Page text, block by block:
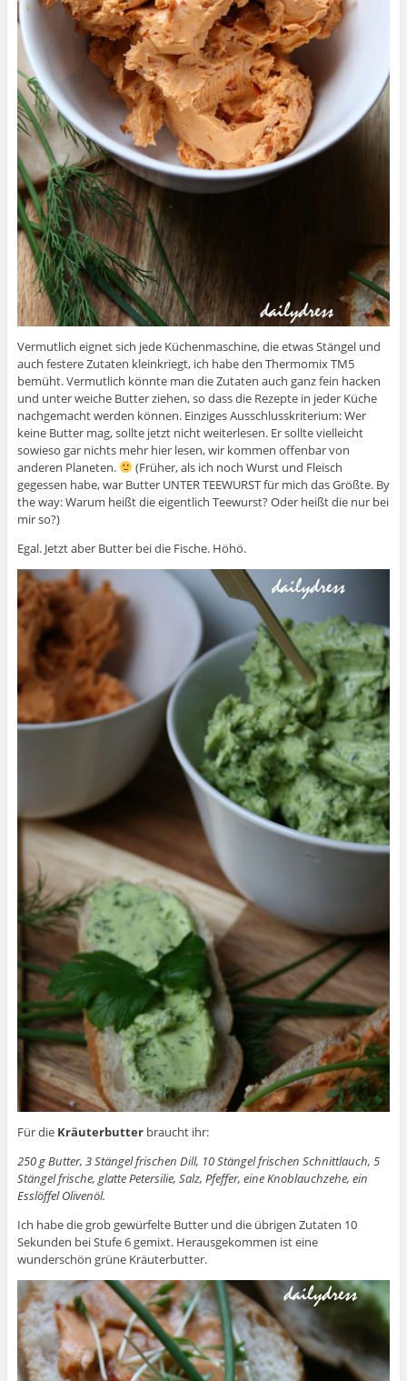
Vermutlich eignet sich jede Küchenmaschine, die etwas Stängel und
auch festere Zutaten kleinkriegt, ich habe den Thermomix TM5
bemüht. Vermutlich könnte man die Zutaten auch ganz fein hacken
und unter weiche Butter ziehen, so dass die Rezepte in jeder Küche
nachgemacht werden können. Einziges Ausschlusskriterium: Wer
keine Butter mag, sollte jetzt nicht weiterlesen. Er sollte vielleicht
sowieso gar nichts mehr hier lesen, wir kommen offenbar von
anderen Planeten.
(Früher, als ich noch Wurst und Fleisch
gegessen habe, war Butter UNTER TEEWURST für mich das Größte. By
the way: Warum heißt die eigentlich Teewurst? Oder heißt die nur bei
mir so?)
Egal. Jetzt aber Butter bei die Fische. Höhö.
Für die Kräuterbutterbraucht ihr:
250 g Butter, 3 Stängel frischen Dill, 10 Stängel frischen Schnittlauch, 5
Stängel frische, glatte Petersilie, Salz, Pfeffer, eine Knoblauchzehe, ein
Esslöffel Olivenöl.
Ich habe die grob gewürfelte Butter und die übrigen Zutaten 10
Sekunden bei Stufe 6 gemixt. Herausgekommen ist eine
wunderschön grüne Kräuterbutter.